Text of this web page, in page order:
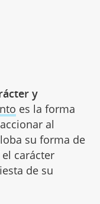
y
es la forma
al
su forma de
carácter
de su